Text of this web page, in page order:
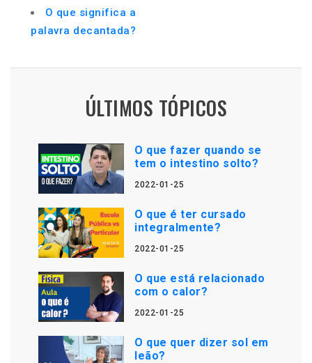
O que significa a
palavra decantada?
ÚLTIMOS TÓPICOS
O que fazer quando se
tem o intestino solto?
2022-01-25
O que é ter cursado
integralmente?
2022-01-25
O que está relacionado
com o calor?
2022-01-25
O que quer dizer sol em
leão?